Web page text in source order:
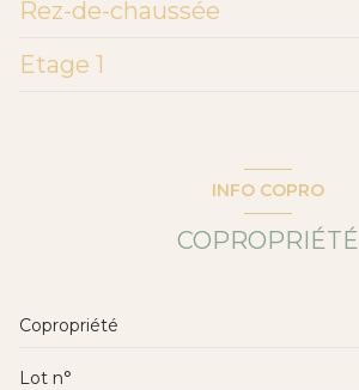
Rez-de-chaussée
salon/sejour
Etage 1
INFO COPRO
COPROPRIÉTÉ
Copropriété
Lot n°